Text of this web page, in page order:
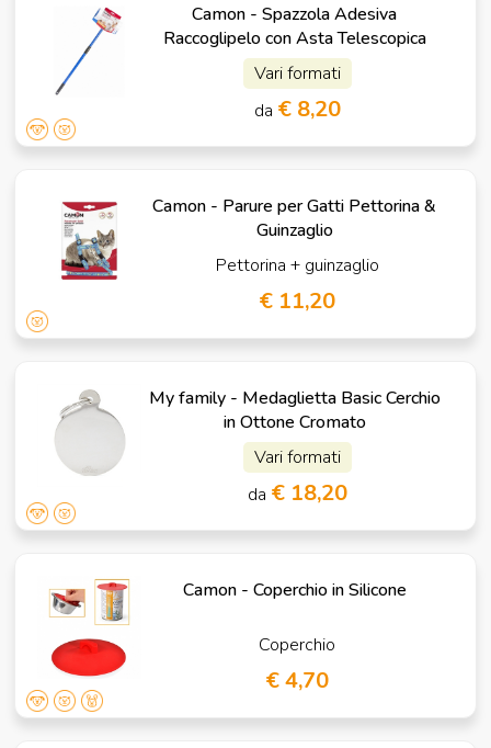
Camon - Spazzola Adesiva
Raccoglipelo con Asta Telescopica
Vari formati
da € 8,20
Camon - Parure per Gatti Pettorina &
Guinzaglio
Pettorina + guinzaglio
€ 11,20
My family - Medaglietta Basic Cerchio
in Ottone Cromato
Vari formati
da € 18,20
Camon - Coperchio in Silicone
Coperchio
€ 4,70